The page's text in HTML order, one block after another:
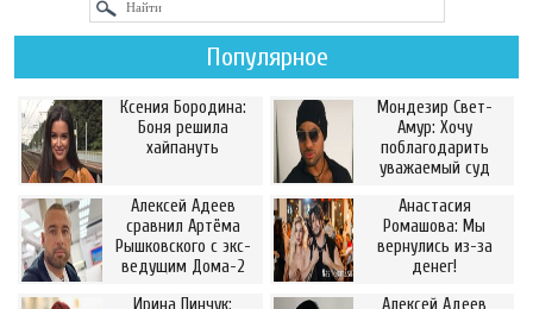
Популярное
Ксения Бородина:
Боня решила
хайпануть
Мондезир Свет-
Амур: Хочу
поблагодарить
уважаемый суд
Алексей Адеев
сравнил Артёма
Рышковского с экс-
ведущим Дома-2
Анастасия
Ромашова: Мы
вернулись из-за
денег!
Ирина Пинчук:
Алексей Адеев